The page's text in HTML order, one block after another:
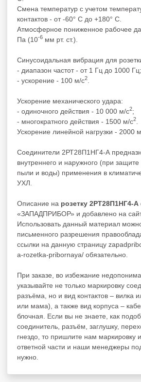
Смена температур с учетом
контактов - от -60° С до +180° С.
Атмосферное пониженное рабочее
Па (10-6 мм рт. ст.).
Синусоидальная вибрация для
- диапазон частот - от 1 Гц до 1000 Гц;
- ускорение - 100 м/с2
Ускорение механического удара:
- одиночного действия - 10 000 м/с2;
- многократного действия - 1500 м/с2
Ускорение линейной нагрузки - 2000
Соединители 2РТ28П1НГ4-А
внутреннего и наружного (при
пыли и воды) применения в
УХЛ.
Описание на розетку 2РТ28П1НГ4-А
«ЗАПАДПРИБОР» и добавлено на
Использовать данный материал
письменного разрешения
ссылки на данную страницу
a-rozetka-pribornaya/ обязательно.
При заказе, во избежание
указывайте не только маркировку
разъёма, но и вид контактов – вилка
или мама), а также вид корпуса –
блочная. Если вы не знаете, как
соединитель, разъём, заглушку,
гнездо, то пришлите нам
ответной части и наши менеджеры
нужно.